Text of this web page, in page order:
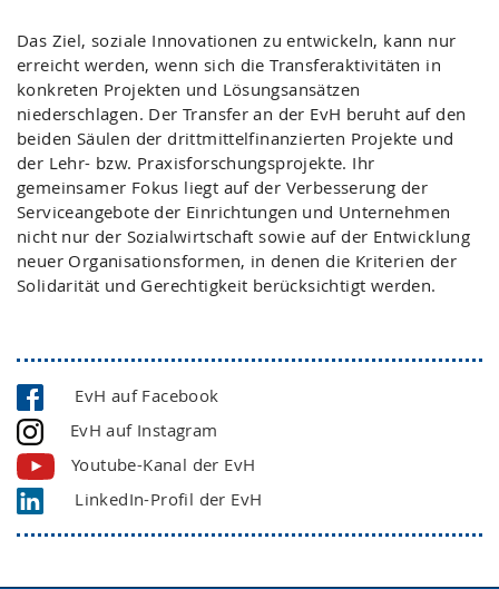
Das Ziel, soziale Innovationen zu entwickeln, kann nur
erreicht werden, wenn sich die Transferaktivitäten in
konkreten Projekten und Lösungsansätzen
niederschlagen. Der Transfer an der EvH beruht auf den
beiden Säulen der drittmittelfinanzierten Projekte und
der Lehr- bzw. Praxisforschungsprojekte. Ihr
gemeinsamer Fokus liegt auf der Verbesserung der
Serviceangebote der Einrichtungen und Unternehmen
nicht nur der Sozialwirtschaft sowie auf der Entwicklung
neuer Organisationsformen, in denen die Kriterien der
Solidarität und Gerechtigkeit berücksichtigt werden.
EvH auf Facebook
EvH auf Instagram
Youtube-Kanal der EvH
LinkedIn-Profil der EvH